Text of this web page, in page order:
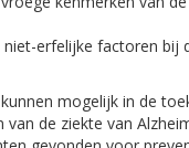
erfelijke factoren bij
mogelijk in de
de ziekte van